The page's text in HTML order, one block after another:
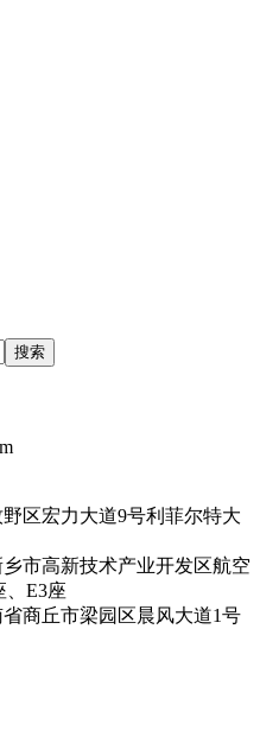
搜索
区宏力大道9号利菲尔特大
市高新技术产业开发区航空
、E3座
商丘市梁园区晨风大道1号